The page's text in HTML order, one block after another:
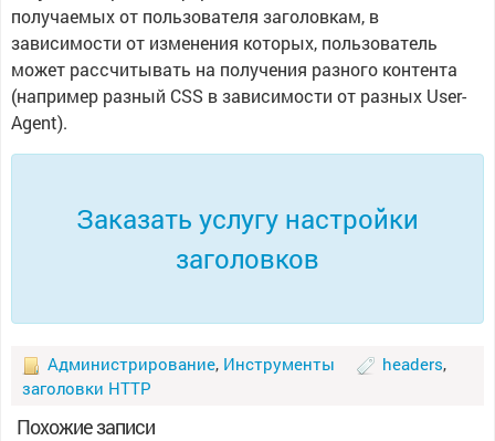
получаемых от пользователя заголовкам, в
зависимости от изменения которых, пользователь
может рассчитывать на получения разного контента
(например разный CSS в зависимости от разных User-
Agent).
Заказать услугу настройки
заголовков
Администрирование, Инструменты headers,
заголовки HTTP
Похожие записи